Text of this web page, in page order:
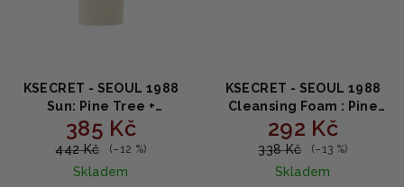
KSECRET - SEOUL 1988
Sun: Pine Tree +
Ceramide SPF50+ PA++++ -
Ceramidový SPF krém s
extraktem z borovice
50ml
385 Kč
442 Kč (–12 %)
Skladem
KSECRET - SEOUL 1988
Cleansing Foam : Pine
Cica 1% + Probiotics -
Čisticí pěna s výtažkem z
borovice 150ml
292 Kč
338 Kč (–13 %)
Skladem